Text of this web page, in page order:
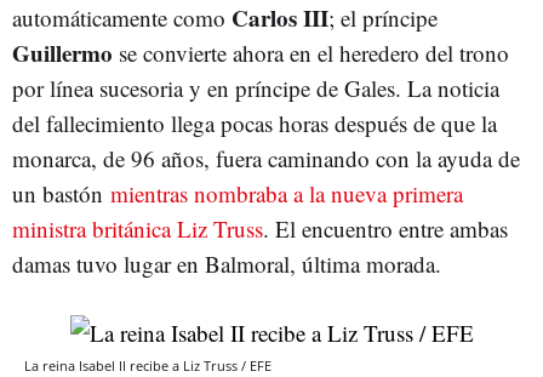
automáticamente como Carlos III; el príncipe
Guillermo se convierte ahora en el heredero del trono
por línea sucesoria y en príncipe de Gales. La noticia
del fallecimiento llega pocas horas después de que la
monarca, de 96 años, fuera caminando con la ayuda de
un bastón mientras nombraba a la nueva primera
ministra británica Liz Truss. El encuentro entre ambas
damas tuvo lugar en Balmoral, última morada.
La reina Isabel II recibe a Liz Truss / EFE